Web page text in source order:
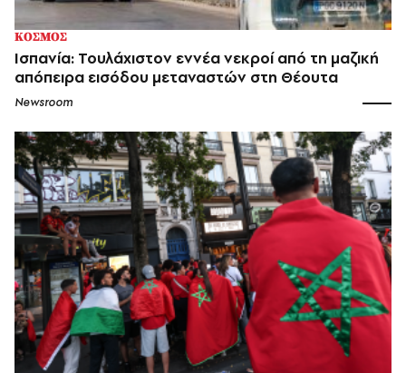
ΚΟΣΜΟΣ
Ισπανία: Τουλάχιστον εννέα νεκροί από τη μαζική
απόπειρα εισόδου μεταναστών στη Θέουτα
Newsroom